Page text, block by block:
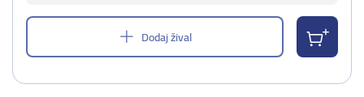
Dodaj žival